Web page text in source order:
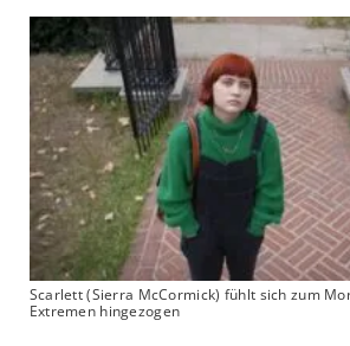
Scarlett (Sierra McCormick) fühlt sich zum
Extremen hingezogen